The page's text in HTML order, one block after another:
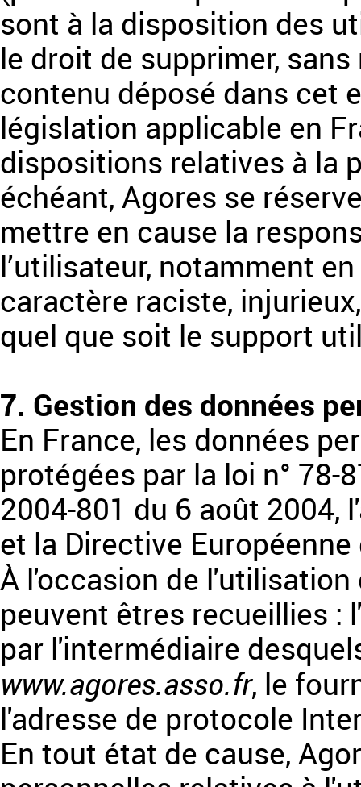
sont à la disposition des
le droit de supprimer,
contenu déposé dans cet
législation applicable en
dispositions relatives à la
échéant, Agores se
mettre en cause la
l’utilisateur, notamment
caractère raciste,
quel que soit le support
7. Gestion des données
En France, les données
protégées par la loi n° 78-
2004-801 du 6 août 2004,
et la Directive
À l'occasion de
peuvent êtres recueillies :
par l'intermédiaire
www.agores.asso.fr, le
l'adresse de protocole
En tout état de cause,